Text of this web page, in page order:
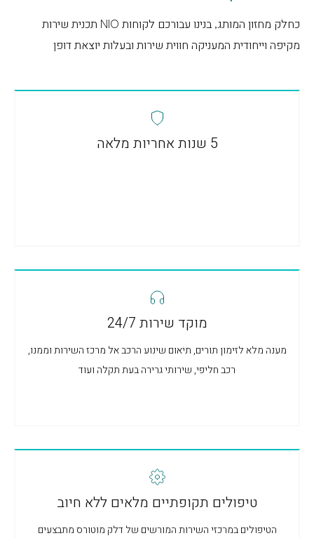
כחלק מחזון המותג, בנינו עבורכם לקוחות NIO תכנית שירות
מקיפה וייחודית המעניקה חווית שירות ובעלות יוצאת דופן
טיפולים תקופתיים מלאים ללא חיוב
הטיפולים במרכזי השירות המורשים של דלק מוטורס מתבצעים
מוקד שירות 24/7
מענה מלא לזימון תורים, תיאום שינוע הרכב אל מרכז השירות וממנו,
רכב חליפי, שירותי גרירה בעת תקלה ועוד
5 שנות אחריות מלאה